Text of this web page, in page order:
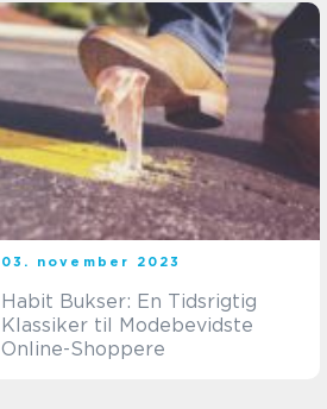
03. november 2023
Habit Bukser: En Tidsrigtig
Klassiker til Modebevidste
Online-Shoppere